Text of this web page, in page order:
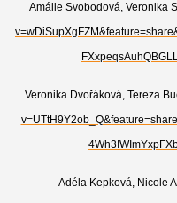
Amálie Svobodová, Veronika
Veronika Dvořáková, Tereza
Adéla Kepková, Nicole